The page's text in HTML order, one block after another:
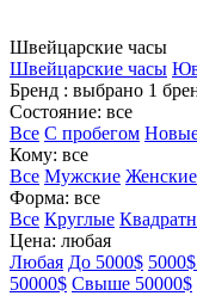
Швейцарские часы
Швейцарские часы
Бренд : выбрано 1
Состояние: все
Все С пробегом
Кому: все
Все Мужские Женские
Форма: все
Все Круглые
Цена: любая
Любая До 5000$
50000$ Свыше 50000$